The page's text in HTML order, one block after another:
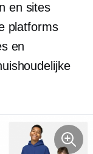
en sites
platforms
en